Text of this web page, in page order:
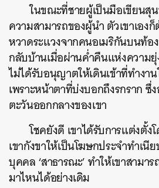
ในขณะที่ชายผู้เป็นมือเขียนสุน
ความสามารถของผู้นำ ตัวเขาเอง
หวาดระแวงจากคนอเมริกันบนท้อ
กลับบ้านเมื่อผ่านค่ำคืนแห่งความ
ไม่ได้รับอนุญาตให้เดินเข้าที่ทำงา
เพราะหน้าตาที่บ่งบอกถึงรกราก ซึ่
ตะวันออกกลางของเขา
โชคยังดี เขาได้รับการแต่งตั้
เขากังขาให้เป็นโฆษกประจำทำเนี
บุคคล ‘สาธารณะ’ ทำให้เขาสามา
มาไหนได้อย่างเดิม